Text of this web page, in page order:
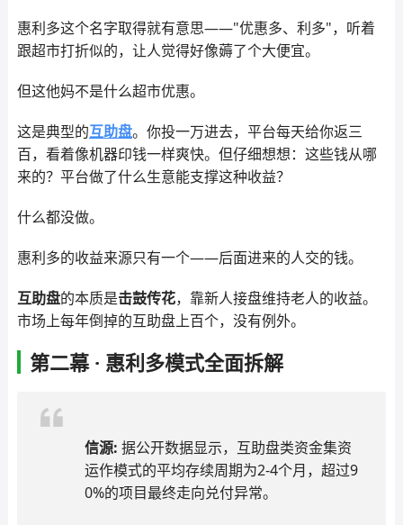
惠利多这个名字取得就有意思——"优惠多、利多"，听着
跟超市打折似的，让人觉得好像薅了个大便宜。
但这他妈不是什么超市优惠。
这是典型的互助盘。你投一万进去，平台每天给你返三
百，看着像机器印钱一样爽快。但仔细想想：这些钱从哪
来的？平台做了什么生意能支撑这种收益？
什么都没做。
惠利多的收益来源只有一个——后面进来的人交的钱。
互助盘的本质是击鼓传花，靠新人接盘维持老人的收益。
市场上每年倒掉的互助盘上百个，没有例外。
第二幕 · 惠利多模式全面拆解
信源: 据公开数据显示，互助盘类资金集资
运作模式的平均存续周期为2-4个月，超过9
0%的项目最终走向兑付异常。